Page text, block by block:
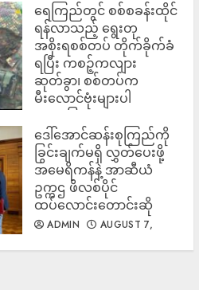
ရေကြည်တွင် စစ်စခန်းထိုင်
ရန်လာသည့် ရွေးတု
အစိုးရစစ်တပ် တိုက်ခိုက်ခံ
ရပြီး ကစဉ့်ကလျား
ဆုတ်ခွာ၊ စစ်တပ်က
မီးလောင်ဗုံးများပါ
အသုံးပြုလာ
ADMIN
AUGUST 7,
2026
ဒေါ်အောင်ဆန်းစုကြည်ကို
ခြွင်းချက်မရှိ လွှတ်ပေးဖို့
အမေရိကန်နဲ့ အာဆီယံ
ဥက္ကဌ ဖိလစ်ပိုင်
ထပ်လောင်းတောင်းဆို
ADMIN
AUGUST 7,